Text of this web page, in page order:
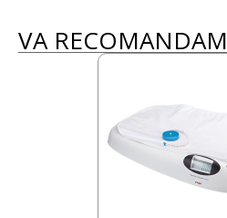
VA RECOMANDAM